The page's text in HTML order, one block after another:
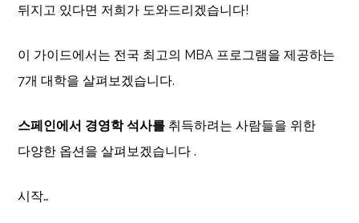
뒤지고 있다면 저희가 도와드리겠습니다!
이 가이드에서는 전국 최고의 MBA 프로그램을 제공하는
7개 대학을 살펴보겠습니다.
스페인에서 경영학 석사를 취득하려는 사람들을 위한
다양한 옵션을 살펴보겠습니다 .
시작…